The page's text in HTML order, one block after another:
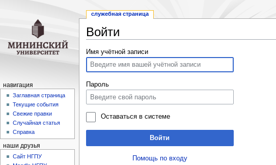
Войти
Перейти
навигации
Перейти
поиску
Имя учётной записи
Пароль
Оставаться в системе
Войти
Помощь по входу
служебная страница
навигация
Заглавная страница
Текущие события
Свежие правки
Случайная статья
Справка
наши друзья
Cайт НГПУ